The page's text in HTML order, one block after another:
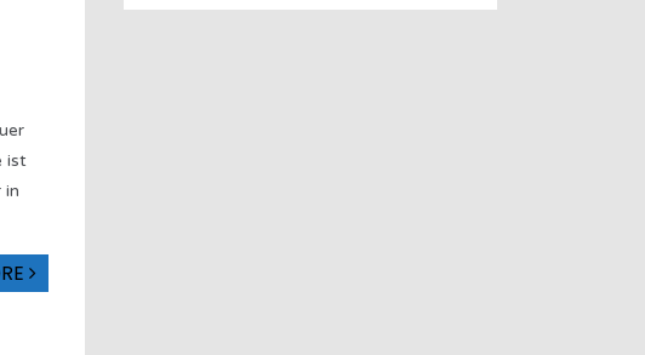
ist
in